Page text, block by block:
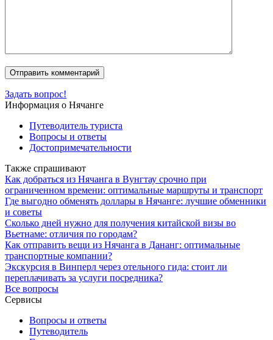
Задать вопрос!
Информация о Нячанге
Путеводитель туриста
Вопросы и ответы
Достопримечательности
Также спрашивают
Как добраться из Нячанга в Вунгтау срочно при
ограниченном времени: оптимальные маршруты и транспорт
Где выгодно обменять доллары в Нячанге: лучшие обменники
и советы
Сколько дней нужно для получения китайской визы во
Вьетнаме: отличия по городам?
Как отправить вещи из Нячанга в Дананг: оптимальные
транспортные компании?
Экскурсия в Винперл через отельного гида: стоит ли
переплачивать за услуги посредника?
Все вопросы
Сервисы
Вопросы и ответы
Путеводитель